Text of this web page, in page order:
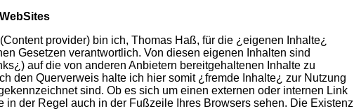
provider) bin ich, Thomas Haß, für die ¿eigenen Inhalte¿
Gesetzen verantwortlich. Von diesen eigenen Inhalten sind
auf die von anderen Anbietern bereitgehaltenen Inhalte zu
den Querverweis halte ich hier somit ¿fremde Inhalte¿ zur Nutzung
sind. Ob es sich um einen externen oder internen Link
in der Regel auch in der Fußzeile Ihres Browsers sehen. Die Existenz